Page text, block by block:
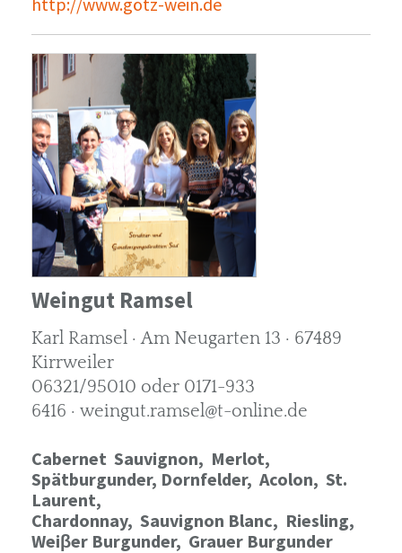
Weingut Ramsel
Karl Ramsel · Am Neugarten 13 · 67489
Kirrweiler
06321/95010 oder 0171-933
6416 · weingut.ramsel@t-online.de
Cabernet Sauvignon, Merlot,
Spätburgunder, Dornfelder, Acolon, St.
Laurent,
Chardonnay, Sauvignon Blanc, Riesling,
Weiβer Burgunder, Grauer Burgunder